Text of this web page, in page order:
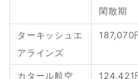
閑散期
ターキッシュエ
アラインズ
187,070
カタール航空 124,421